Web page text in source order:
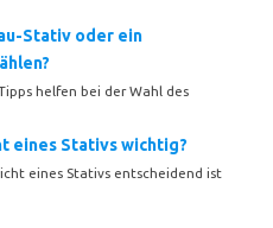
Stativ oder ein
helfen bei der Wahl des
eines Stativs wichtig?
eines Stativs entscheidend ist